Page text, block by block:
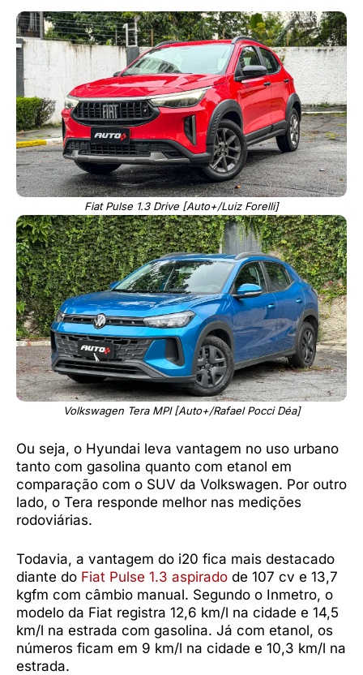
Fiat Pulse 1.3 Drive [Auto+/Luiz Forelli]
Volkswagen Tera MPI [Auto+/Rafael Pocci Déa]
Ou seja, o Hyundai leva vantagem no uso urbano
tanto com gasolina quanto com etanol em
comparação com o SUV da Volkswagen. Por outro
lado, o Tera responde melhor nas medições
rodoviárias.
Todavia, a vantagem do i20 fica mais destacado
diante do Fiat Pulse 1.3 aspirado de 107 cv e 13,7
kgfm com câmbio manual. Segundo o Inmetro, o
modelo da Fiat registra 12,6 km/l na cidade e 14,5
km/l na estrada com gasolina. Já com etanol, os
números ficam em 9 km/l na cidade e 10,3 km/l na
estrada.